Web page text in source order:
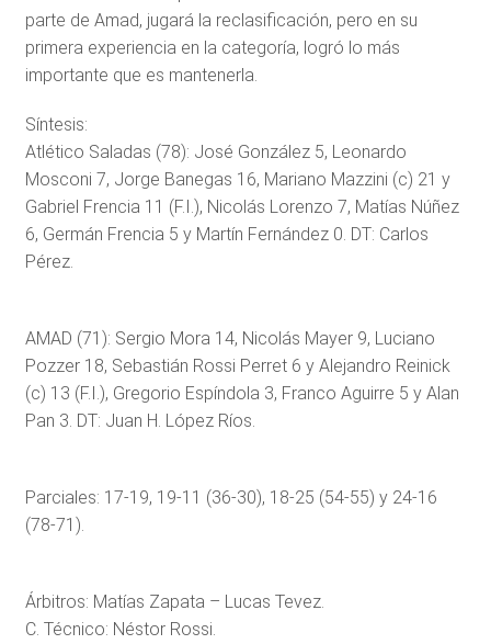
parte de Amad, jugará la reclasificación, pero en su
primera experiencia en la categoría, logró lo más
importante que es mantenerla.
Síntesis:
Atlético Saladas (78): José González 5, Leonardo
Mosconi 7, Jorge Banegas 16, Mariano Mazzini (c) 21 y
Gabriel Frencia 11 (F.I.), Nicolás Lorenzo 7, Matías Núñez
6, Germán Frencia 5 y Martín Fernández 0. DT: Carlos
Pérez.
AMAD (71): Sergio Mora 14, Nicolás Mayer 9, Luciano
Pozzer 18, Sebastián Rossi Perret 6 y Alejandro Reinick
(c) 13 (F.I.), Gregorio Espíndola 3, Franco Aguirre 5 y Alan
Pan 3. DT: Juan H. López Ríos.
Parciales: 17-19, 19-11 (36-30), 18-25 (54-55) y 24-16
(78-71).
Árbitros: Matías Zapata – Lucas Tevez.
C. Técnico: Néstor Rossi.